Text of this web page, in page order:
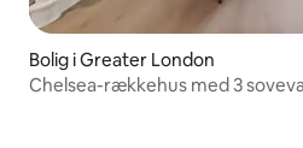
Bolig i Greater London
Chelsea-rækkehus med 3